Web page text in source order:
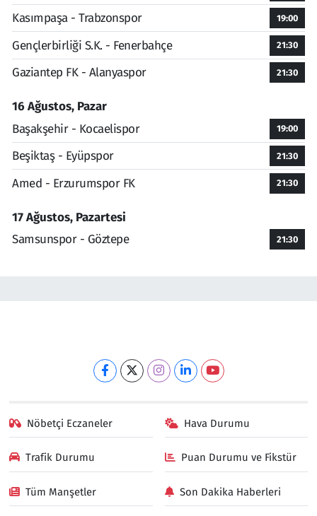
Kasımpaşa - Trabzonspor 19:00
Gençlerbirliği S.K. - Fenerbahçe 21:30
Gaziantep FK - Alanyaspor 21:30
16 Ağustos, Pazar
Başakşehir - Kocaelispor
19:00
Beşiktaş - Eyüpspor 21:30
Amed - Erzurumspor FK 21:30
17 Ağustos, Pazartesi
Samsunspor - Göztepe
21:30
Nöbetçi Eczaneler Hava Durumu
Trafik Durumu Puan Durumu ve Fikstür
Tüm Manşetler Son Dakika Haberleri